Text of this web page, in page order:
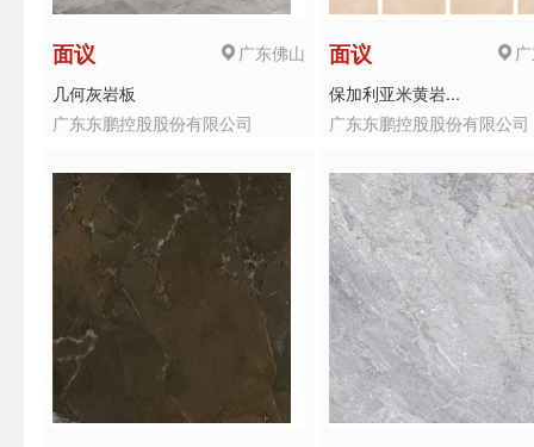
面议
广东佛山
几何灰岩板
广东东鹏控股股份有限公司
面议
保加利亚米黄岩...
广东东鹏控股股份有限公司